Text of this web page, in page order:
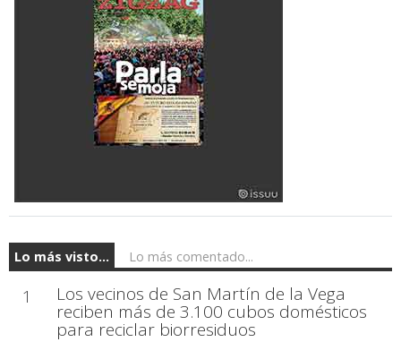
Lo más visto... Lo más comentado...
1 Los vecinos de San Martín de la Vega
reciben más de 3.100 cubos domésticos
para reciclar biorresiduos